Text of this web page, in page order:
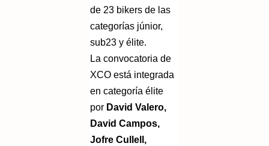
de 23 bikers de las
categorías júnior,
sub23 y élite.
La convocatoria de
XCO está integrada
en categoría élite
por David Valero,
David Campos,
Jofre Cullell,